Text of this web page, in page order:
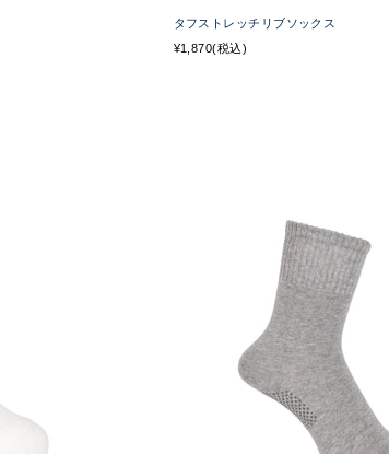
タフストレッチリブソックス
¥1,870(税込)